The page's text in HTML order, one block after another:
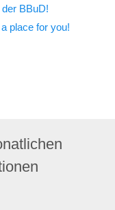
BBuD!
place for you!